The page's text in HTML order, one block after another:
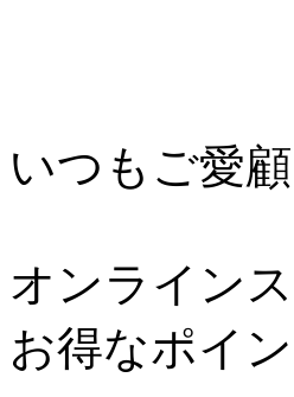
いつもご愛
オンライン
お得なポイ